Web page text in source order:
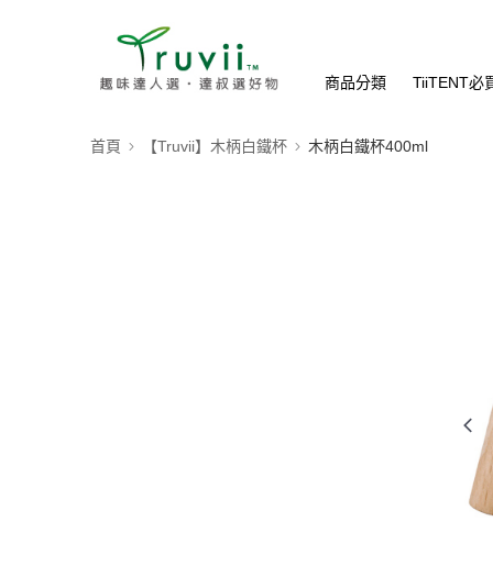
商品分類 TiiTENT必
首頁 【Truvii】木柄白鐵杯 木柄白鐵杯400ml